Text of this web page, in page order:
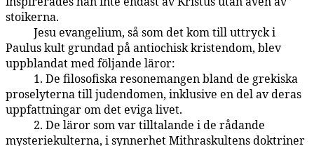
stoikerna.
Jesu evangelium, så som det kom till uttryck i
Paulus kult grundad på antiochisk kristendom, blev
uppblandat med följande läror:
1. De filosofiska resonemangen bland de grekiska
proselyterna till judendomen, inklusive en del av deras
uppfattningar om det eviga livet.
121:7.102. De läror som var tilltalande i de rådande
mysteriekulterna, i synnerhet Mithraskultens doktriner